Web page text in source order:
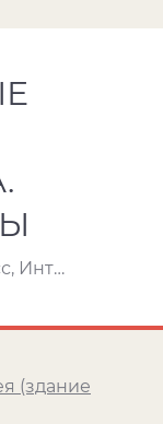
Экскурсия, Мастер-класс, Интерактивная программа
(здание